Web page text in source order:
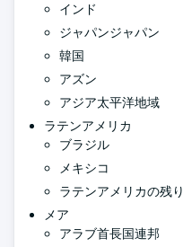
インド
ジャパンジャパン
韓国
アズン
アジア太平洋地域
ラテンアメリカ
ブラジル
メキシコ
ラテンアメリカの残り
メア
アラブ首長国連邦